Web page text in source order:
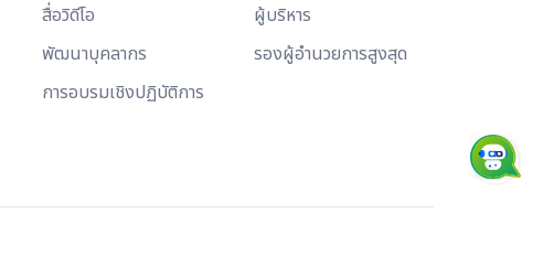
สื่อวิดีโอ
พัฒนาบุคลากร
การอบรมเชิงปฏิบัติการ
ผู้บริหาร
รองผู้อำนวยการสูงสุด